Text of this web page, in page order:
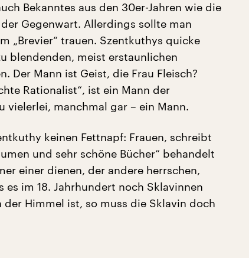
Bekanntes aus den 30er-Jahren wie die
Gegenwart. Allerdings sollte man
„Brevier“ trauen. Szentkuthys quicke
blendenden, meist erstaunlichen
Der Mann ist Geist, die Frau Fleisch?
Rationalist“, ist ein Mann der
vielerlei, manchmal gar – ein Mann.
keinen Fettnapf: Frauen, schreibt
und sehr schöne Bücher“ behandelt
einer dienen, der andere herrschen,
im 18. Jahrhundert noch Sklavinnen
der Himmel ist, so muss die Sklavin doch